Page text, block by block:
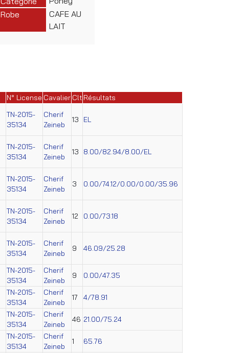
Robe
CAFE AU
LAIT
N° License Cavalier Clt Résultats
TN-2015-
35134
Cherif
Zeineb
13 EL
TN-2015-
35134
Cherif
Zeineb
13 8.00/82.94/8.00/EL
TN-2015-
35134
Cherif
Zeineb
3 0.00/74.12/0.00/0.00/35.96
TN-2015-
35134
Cherif
Zeineb
12 0.00/73.18
TN-2015-
35134
Cherif
Zeineb
9 46.09/25.28
TN-2015-
35134
Cherif
Zeineb
9 0.00/47.35
TN-2015-
35134
Cherif
Zeineb
17 4/78.91
TN-2015-
35134
Cherif
Zeineb
46 21.00/75.24
TN-2015-
35134
Cherif
Zeineb
1 65.76